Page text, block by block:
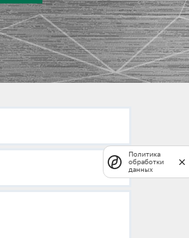
Политика
обработки
данных